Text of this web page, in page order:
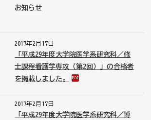
お知らせ
2017年2月17日
「平成29年度大学院医学系研究科／修
士課程看護学専攻（第2回）」の合格者
を掲載しました。
2017年2月17日
「平成29年度大学院医学系研究科／博